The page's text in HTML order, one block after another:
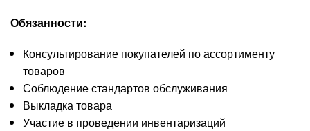
Обязанности:
Консультирование покупателей по ассортименту
товаров
Соблюдение стандартов обслуживания
Выкладка товара
Участие в проведении инвентаризаций